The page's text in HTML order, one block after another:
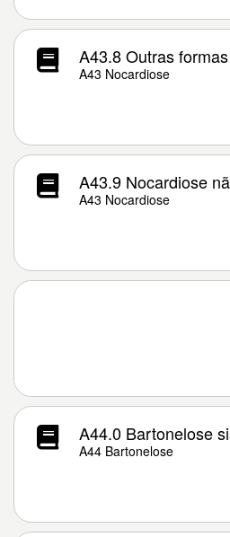
A43.8 Outras
A43 Nocardiose
A43.9 Nocardiose
A43 Nocardiose
A44.0 Bartonelose
A44 Bartonelose